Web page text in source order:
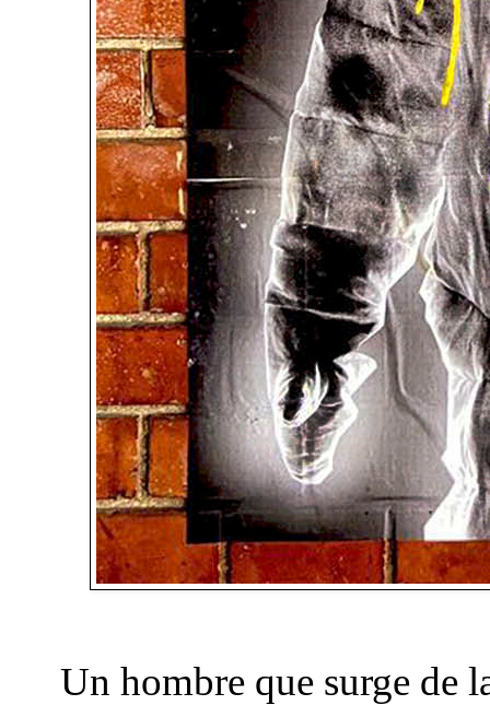
Un hombre que surge de